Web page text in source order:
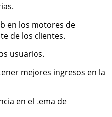
en los motores de
de los clientes.
usuarios.
mejores ingresos en la
en el tema de